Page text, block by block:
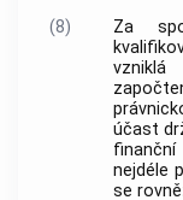
(8)
Za
účast
nejdéle
se